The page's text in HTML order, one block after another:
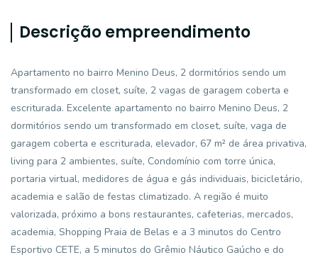
Descrição empreendimento
Apartamento no bairro Menino Deus, 2 dormitórios sendo um
transformado em closet, suíte, 2 vagas de garagem coberta e
escriturada. Excelente apartamento no bairro Menino Deus, 2
dormitórios sendo um transformado em closet, suíte, vaga de
garagem coberta e escriturada, elevador, 67 m² de área privativa,
living para 2 ambientes, suíte, Condomínio com torre única,
portaria virtual, medidores de água e gás individuais, bicicletário,
academia e salão de festas climatizado. A região é muito
valorizada, próximo a bons restaurantes, cafeterias, mercados,
academia, Shopping Praia de Belas e a 3 minutos do Centro
Esportivo CETE, a 5 minutos do Grêmio Náutico Gaúcho e do